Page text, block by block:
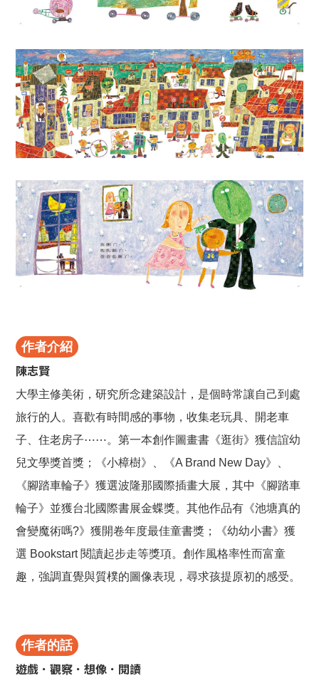
作者介紹
陳志賢
大學主修美術，研究所念建築設計，是個時常讓自己到處
旅行的人。喜歡有時間感的事物，收集老玩具、開老車
子、住老房子⋯⋯。第一本創作圖畫書《逛街》獲信誼幼
兒文學獎首獎；《小樟樹》、《A Brand New Day》、
《腳踏車輪子》獲選波隆那國際插畫大展，其中《腳踏車
輪子》並獲台北國際書展金蝶獎。其他作品有《池塘真的
會變魔術嗎?》獲開卷年度最佳童書獎；《幼幼小書》獲
選 Bookstart 閱讀起步走等獎項。創作風格率性而富童
趣，強調直覺與質樸的圖像表現，尋求孩提原初的感受。
作者的話
遊戲．觀察．想像．閱讀